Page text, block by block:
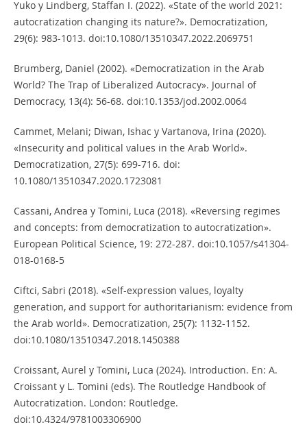
Yuko y Lindberg, Staffan I. (2022). «State of the world 2021:
autocratization changing its nature?». Democratization,
29(6): 983-1013. doi:10.1080/13510347.2022.2069751
Brumberg, Daniel (2002). «Democratization in the Arab
World? The Trap of Liberalized Autocracy». Journal of
Democracy, 13(4): 56-68. doi:10.1353/jod.2002.0064
Cammet, Melani; Diwan, Ishac y Vartanova, Irina (2020).
«Insecurity and political values in the Arab World».
Democratization, 27(5): 699-716. doi:
10.1080/13510347.2020.1723081
Cassani, Andrea y Tomini, Luca (2018). «Reversing regimes
and concepts: from democratization to autocratization».
European Political Science, 19: 272-287. doi:10.1057/s41304-
018-0168-5
Ciftci, Sabri (2018). «Self-expression values, loyalty
generation, and support for authoritarianism: evidence from
the Arab world». Democratization, 25(7): 1132-1152.
doi:10.1080/13510347.2018.1450388
Croissant, Aurel y Tomini, Luca (2024). Introduction. En: A.
Croissant y L. Tomini (eds). The Routledge Handbook of
Autocratization. London: Routledge.
doi:10.4324/9781003306900